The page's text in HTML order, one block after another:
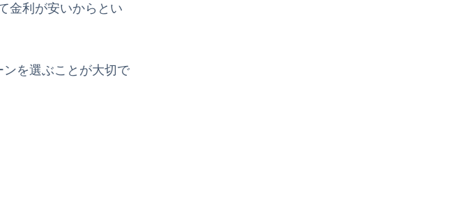
金利が安いからとい
を選ぶことが大切で